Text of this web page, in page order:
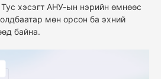
хэсэгт АНУ-ын нэрийн өмнөөс
мөн орсон ба эхний
байна.